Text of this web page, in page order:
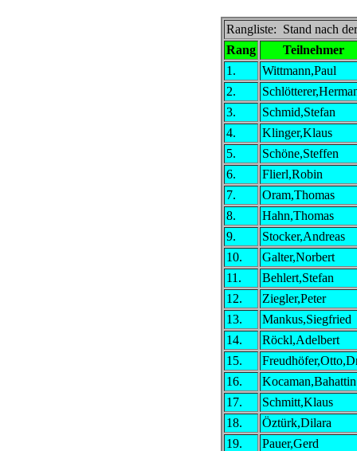
Rangliste: Stand nach
Rang
Teilnehmer
1.
Wittmann,Paul
2.
3.
Schmid,Stefan
4.
Klinger,Klaus
5.
Schöne,Steffen
6.
Flierl,Robin
7.
Oram,Thomas
8.
Hahn,Thomas
9.
Stocker,Andreas
10.
Galter,Norbert
11.
Behlert,Stefan
12.
Ziegler,Peter
13.
Mankus,Siegfried
14.
Röckl,Adelbert
15.
16.
Kocaman,Bahattin
17.
Schmitt,Klaus
18.
Öztürk,Dilara
19.
Pauer,Gerd